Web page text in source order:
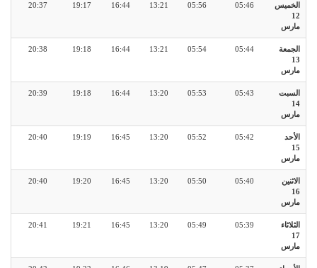
الخميس
12
مارس
05:46
05:56
13:21
16:44
19:17
20:37
الجمعة
13
مارس
05:44
05:54
13:21
16:44
19:18
20:38
السبت
14
مارس
05:43
05:53
13:20
16:44
19:18
20:39
الأحد
15
مارس
05:42
05:52
13:20
16:45
19:19
20:40
الاثنين
16
مارس
05:40
05:50
13:20
16:45
19:20
20:40
الثلاثاء
17
مارس
05:39
05:49
13:20
16:45
19:21
20:41